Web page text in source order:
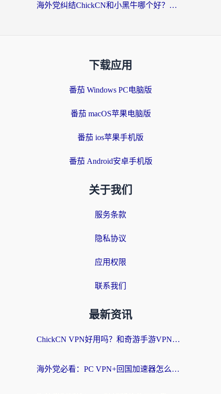
海外党纠结ChickCN和小黑牛哪个好？一篇帮你选对回国加速器的实用指南
下载应用
番茄 Windows PC电脑版
番茄 macOS苹果电脑版
番茄 ios苹果手机版
番茄 Android安卓手机版
关于我们
服务条款
隐私协议
应用权限
联系我们
最新资讯
ChickCN VPN好用吗？和奇游手游VPN对比哪个回国效果更好？海外党亲测实用指南
海外党必看：PC VPN+回国加速器怎么选？无缝访问国内资源全攻略